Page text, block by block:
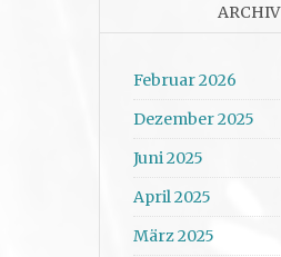
ARCHIV
Februar 2026
Dezember 2025
Juni 2025
April 2025
März 2025